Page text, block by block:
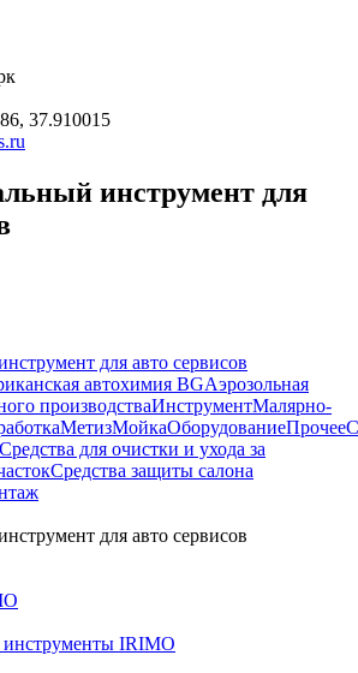
37.910015
инструмент для
для авто сервисов
автохимия BGАэрозольная
производстваИнструментМалярно-
МетизМойкаОборудованиеПрочее
Средства для очистки и ухода за
Средства защиты салона
для авто сервисов
IRIMO